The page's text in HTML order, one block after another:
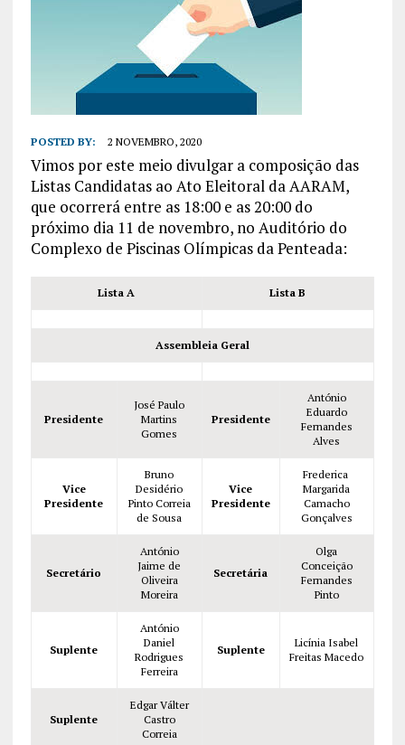
POSTED BY: 2 NOVEMBRO, 2020
Vimos por este meio divulgar a composição das
Listas Candidatas ao Ato Eleitoral da AARAM,
que ocorrerá entre as 18:00 e as 20:00 do
próximo dia 11 de novembro, no Auditório do
Complexo de Piscinas Olímpicas da Penteada:
Lista A Lista B
Assembleia Geral
Presidente
José Paulo
Martins
Gomes
Presidente
António
Eduardo
Fernandes
Alves
Vice
Presidente
Bruno
Desidério
Pinto Correia
de Sousa
Vice
Presidente
Frederica
Margarida
Camacho
Gonçalves
Secretário
António
Jaime de
Oliveira
Moreira
Secretária
Olga
Conceição
Fernandes
Pinto
Suplente
António
Daniel
Rodrigues
Ferreira
Suplente
Licínia Isabel
Freitas Macedo
Suplente
Edgar Válter
Castro
Correia